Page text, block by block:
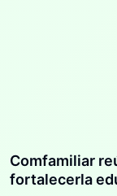
Comfamiliar
fortalecerla